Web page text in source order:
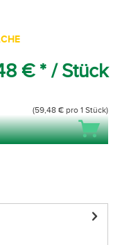
€ * / Stück
(59,48 € pro 1 Stück)